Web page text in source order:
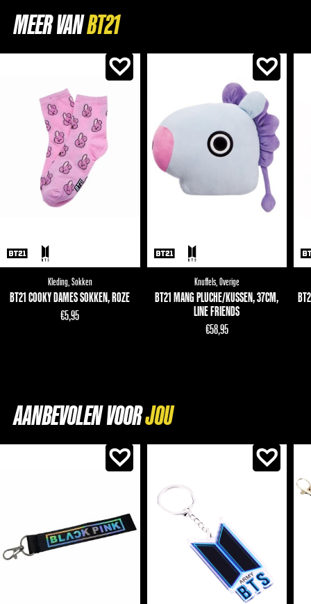
MEER VAN
Kleding, Sokken
BT21 COOKY DAMES SOKKEN, ROZE
€5,95
Knuffels, Overige
BT21 MANG PLUCHE/KUSSEN, 37CM,
LINE FRIENDS
€58,95
AANBEVOLEN VOOR